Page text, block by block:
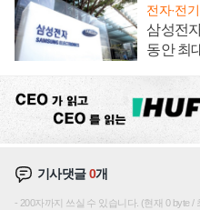
전자·전
삼성전
동안 최
기사댓글0개
200자까지 쓰실 수 있습니다. (현재 0 byte /